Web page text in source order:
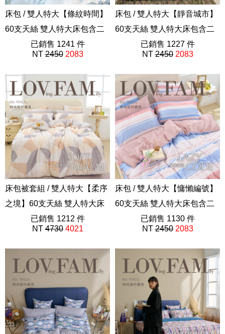
床包 / 雙人特大【條紋時間】
60支天絲 雙人特大床包含二
件枕套 獨家設計 FORME
202508新品
已銷售 1241 件
NT2450 2083
床包 / 雙人特大【靜音城市】
60支天絲 雙人特大床包含二
件枕套 獨家設計 FORME
202508新品
已銷售 1227 件
NT2450 2083
床包被套組 / 雙人特大【柔序
之境】60支天絲 雙人特大床
包含被套組 獨家設計
FORME
202508新品
已銷售 1212 件
NT4730 4021
床包 / 雙人特大【慵懶編號】
60支天絲 雙人特大床包含二
件枕套 獨家設計 FORME
202508新品
已銷售 1130 件
NT2450 2083